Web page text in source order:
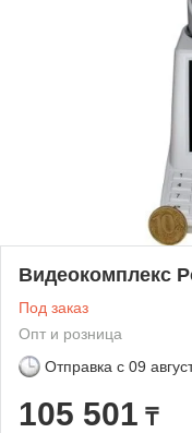
Видеокомплекс
Под заказ
Опт и розница
Отправка с 09
105 501 ₸